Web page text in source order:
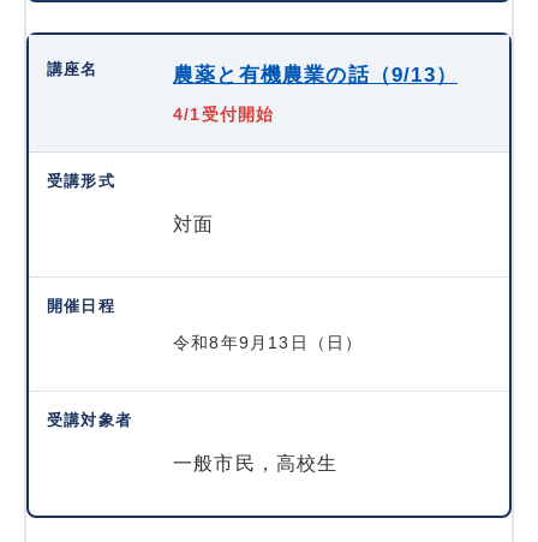
農薬と有機農業の話（9/13）
4/1受付開始
対面
令和8年9月13日（日）
一般市民，高校生